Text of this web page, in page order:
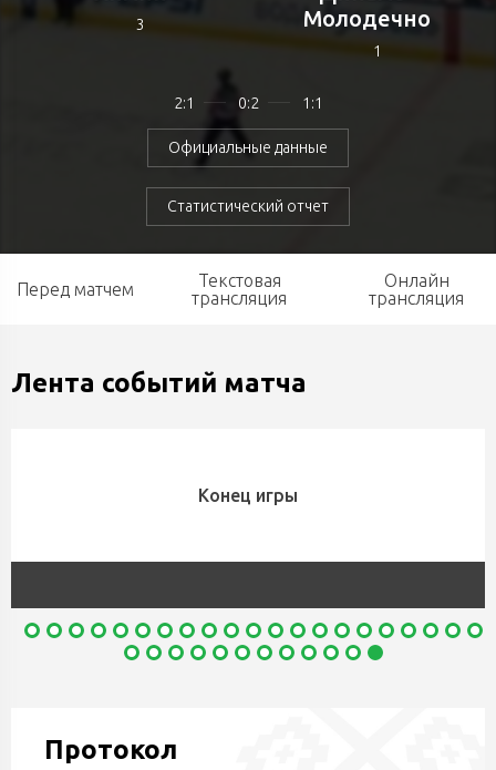
3
2:1 0:2 1:1
Официальные данные
Статистический отчет
Молодечно
1
Перед матчем
Текстовая
трансляция
Онлайн
трансляция
Лента событий матча
Конец игры
Протокол